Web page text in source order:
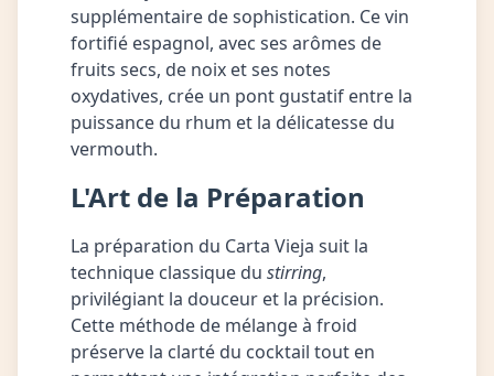
supplémentaire de sophistication. Ce vin
fortifié espagnol, avec ses arômes de
fruits secs, de noix et ses notes
oxydatives, crée un pont gustatif entre la
puissance du rhum et la délicatesse du
vermouth.
L'Art de la Préparation
La préparation du Carta Vieja suit la
technique classique du stirring,
privilégiant la douceur et la précision.
Cette méthode de mélange à froid
préserve la clarté du cocktail tout en